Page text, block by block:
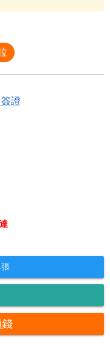
證